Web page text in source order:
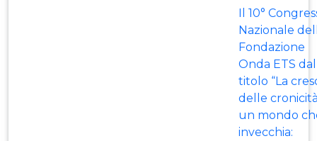
Il 10°
Nazionale
Fondazione
Onda ETS dal
titolo “La
delle
un mondo
invecchia: